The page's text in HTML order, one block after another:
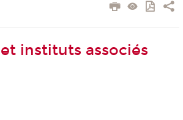
instituts associés